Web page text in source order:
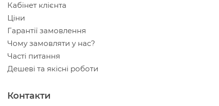
Кабінет клієнта
Ціни
Гарантії замовлення
Чому замовляти у нас?
Часті питання
Дешеві та якісні роботи
Контакти